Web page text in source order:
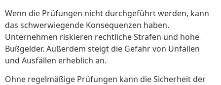
Wenn die Prüfungen nicht durchgeführt werden, kann
das schwerwiegende Konsequenzen haben.
Unternehmen riskieren rechtliche Strafen und hohe
Bußgelder. Außerdem steigt die Gefahr von Unfällen
und Ausfällen erheblich an.
Ohne regelmäßige Prüfungen kann die Sicherheit der